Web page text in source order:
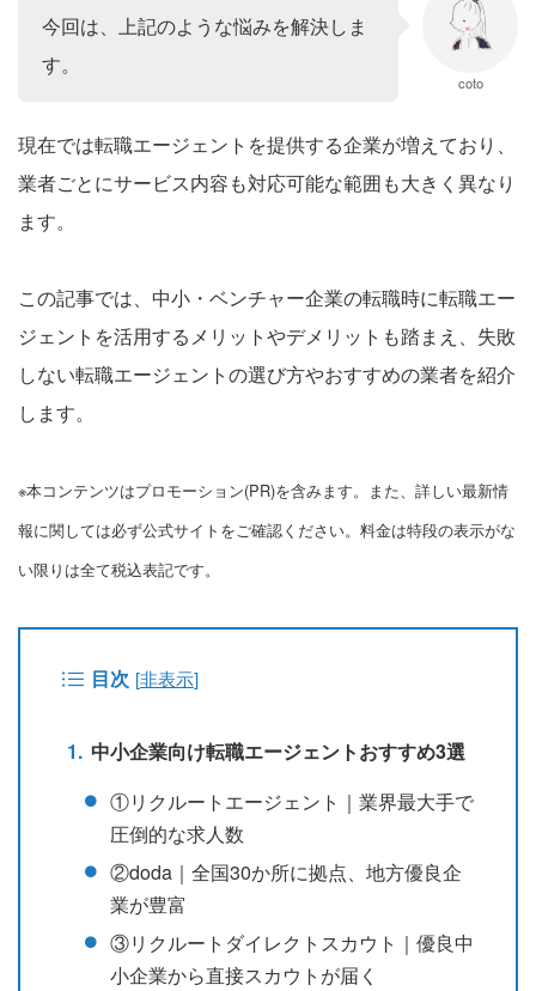
今回は、上記のような悩みを解決しま
す。
coto
現在では転職エージェントを提供する企業が増えており、
業者ごとにサービス内容も対応可能な範囲も大きく異なり
ます。
この記事では、中小・ベンチャー企業の転職時に転職エー
ジェントを活用するメリットやデメリットも踏まえ、失敗
しない転職エージェントの選び方やおすすめの業者を紹介
します。
※本コンテンツはプロモーション(PR)を含みます。また、詳しい最新情
報に関しては必ず公式サイトをご確認ください。料金は特段の表示がな
い限りは全て税込表記です。
目次 [非表示]
中小企業向け転職エージェントおすすめ3選
①リクルートエージェント｜業界最大手で
圧倒的な求人数
②doda｜全国30か所に拠点、地方優良企
業が豊富
③リクルートダイレクトスカウト｜優良中
小企業から直接スカウトが届く